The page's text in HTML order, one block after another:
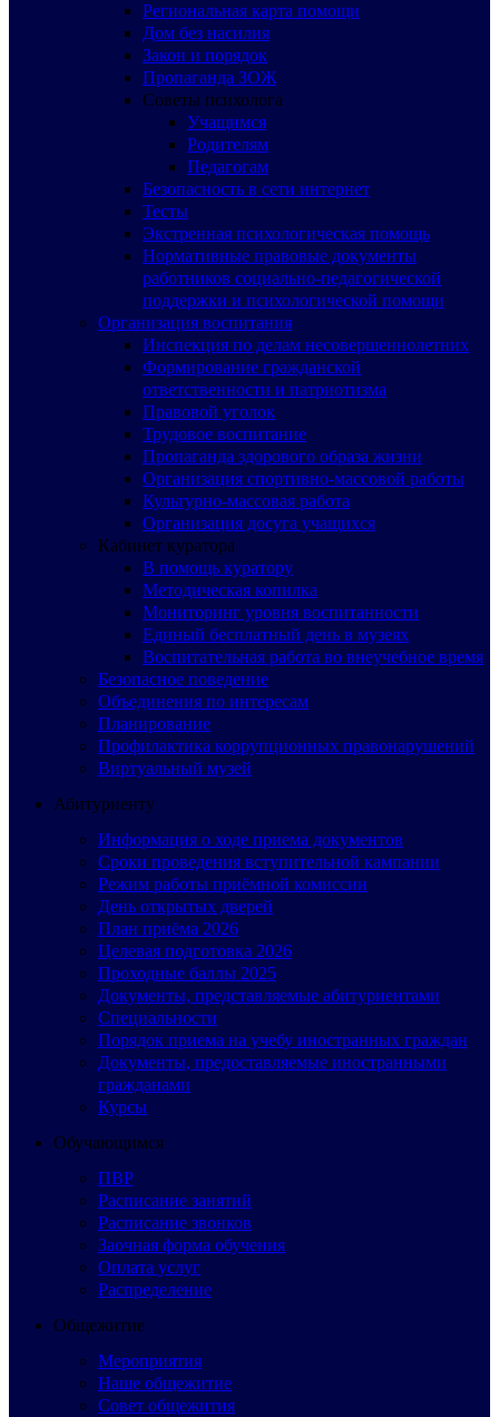
Региональная карта помощи
Дом без насилия
Закон и порядок
Пропаганда ЗОЖ
Советы психолога
Учащимся
Родителям
Педагогам
Безопасность в сети интернет
Тесты
Экстренная психологическая помощь
Нормативные правовые документы
работников социально-педагогической
поддержки и психологической помощи
Организация воспитания
Инспекция по делам несовершеннолетних
Формирование гражданской
ответственности и патриотизма
Правовой уголок
Трудовое воспитание
Пропаганда здорового образа жизни
Организация спортивно-массовой работы
Культурно-массовая работа
Организация досуга учащихся
Кабинет куратора
В помощь куратору
Методическая копилка
Мониторинг уровня воспитанности
Единый бесплатный день в музеях
Воспитательная работа во внеучебное время
Безопасное поведение
Объединения по интересам
Планирование
Профилактика коррупционных правонарушений
Виртуальный музей
Абитуриенту
Информация о ходе приема документов
Сроки проведения вступительной кампании
Режим работы приёмной комиссии
День открытых дверей
План приёма 2026
Целевая подготовка 2026
Проходные баллы 2025
Документы, представляемые абитуриентами
Специальности
Порядок приема на учебу иностранных граждан
Документы, предоставляемые иностранными
гражданами
Курсы
Обучающимся
ПВР
Расписание занятий
Расписание звонков
Заочная форма обучения
Оплата услуг
Распределение
Общежитие
Мероприятия
Наше общежитие
Совет общежития